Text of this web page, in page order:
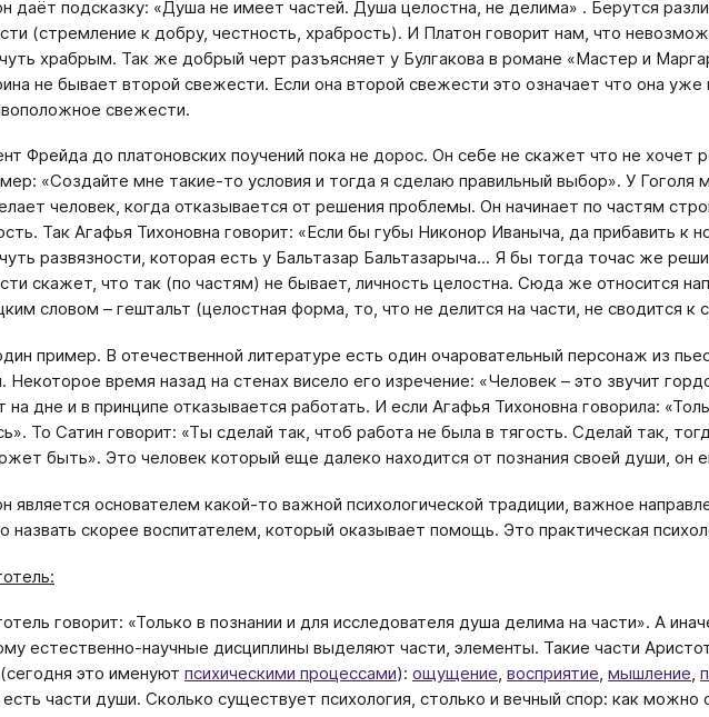
даёт подсказку: «Душа не имеет частей. Душа целостна, не делима» . Берутся
(стремление к добру, честность, храбрость). И Платон говорит нам, что
храбрым. Так же добрый черт разъясняет у Булгакова в романе «Мастер и
не бывает второй свежести. Если она второй свежести это означает что она
свежести.
Фрейда до платоновских поучений пока не дорос. Он себе не скажет что не хочет
«Создайте мне такие-то условия и тогда я сделаю правильный выбор». У Гоголя
человек, когда отказывается от решения проблемы. Он начинает по частям
Так Агафья Тихоновна говорит: «Если бы губы Никонор Иваныча, да прибавить к
развязности, которая есть у Бальтазар Бальтазарыча... Я бы тогда точас же
скажет, что так (по частям) не бывает, личность целостна. Сюда же относится
словом – гештальт (целостная форма, то, что не делится на части, не сводится к
пример. В отечественной литературе есть один очаровательный персонаж из
Некоторое время назад на стенах висело его изречение: «Человек – это звучит
на дне и в принципе отказывается работать. И если Агафья Тихоновна говорила:
То Сатин говорит: «Ты сделай так, чтоб работа не была в тягость. Сделай так,
быть». Это человек который еще далеко находится от познания своей души, он
является основателем какой-то важной психологической традиции, важное
назвать скорее воспитателем, который оказывает помощь. Это практическая
говорит: «Только в познании и для исследователя душа делима на части». А
естественно-научные дисциплины выделяют части, элементы. Такие части
это именуют психическими процессами): ощущение, восприятие, мышление,
части души. Сколько существует психология, столько и вечный спор: как можно